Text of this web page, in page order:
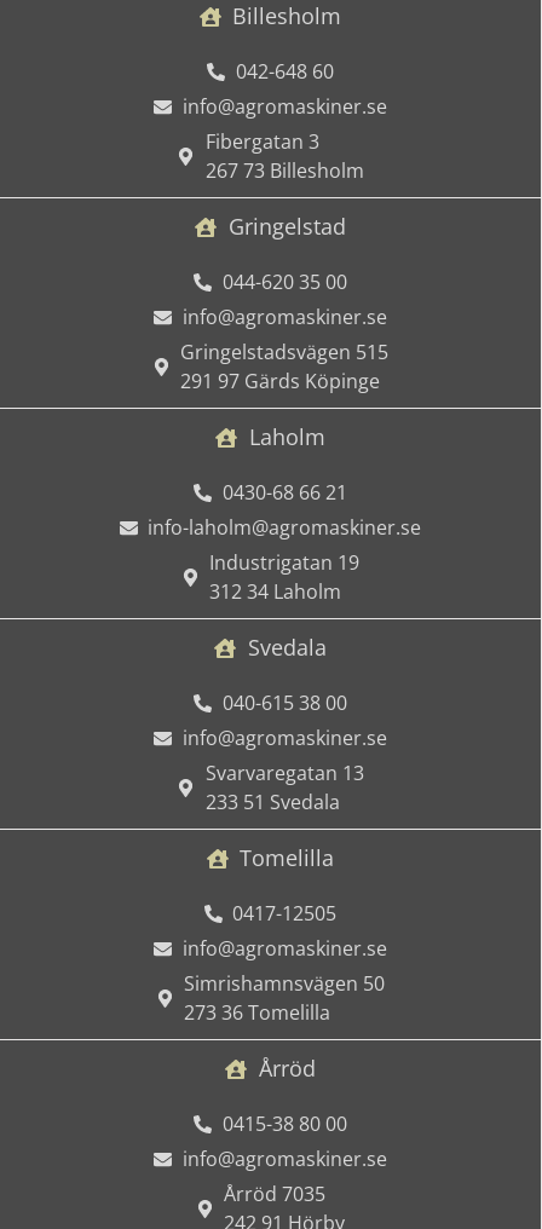
Billesholm
042-648 60
info@agromaskiner.se
Fibergatan 3
267 73 Billesholm
Gringelstad
044-620 35 00
info@agromaskiner.se
Gringelstadsvägen 515
291 97 Gärds Köpinge
Laholm
0430-68 66 21
info-laholm@agromaskiner.se
Industrigatan 19
312 34 Laholm
Svedala
040-615 38 00
info@agromaskiner.se
Svarvaregatan 13
233 51 Svedala
Tomelilla
0417-12505
info@agromaskiner.se
Simrishamnsvägen 50
273 36 Tomelilla
Årröd
0415-38 80 00
info@agromaskiner.se
Årröd 7035
242 91 Hörby